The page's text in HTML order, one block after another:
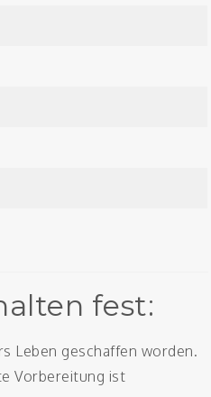
fest:
Leben geschaffen worden.
Vorbereitung ist